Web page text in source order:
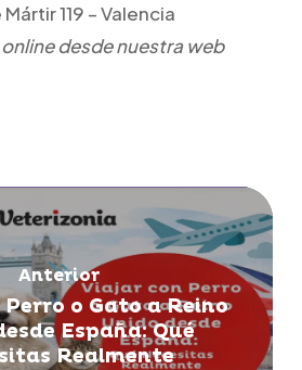
119 – Valencia
desde nuestra web
Anterior
o Gato a Reino
España: Qué
Realmente